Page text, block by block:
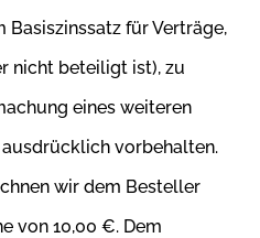
für Verträge,
nicht beteiligt ist), zu
eines weiteren
vorbehalten.
wir dem Besteller
von 10,00 €. Dem